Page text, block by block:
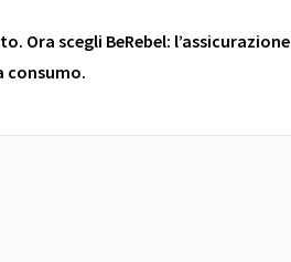
Ora scegli BeRebel: l’assicurazione
consumo.